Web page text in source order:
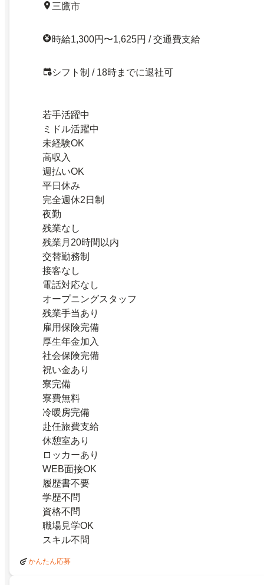
三鷹市
時給1,300円〜1,625円 / 交通費支給
シフト制 / 18時までに退社可
若手活躍中
ミドル活躍中
未経験OK
高収入
週払いOK
平日休み
完全週休2日制
夜勤
残業なし
残業月20時間以内
交替勤務制
接客なし
電話対応なし
オープニングスタッフ
残業手当あり
雇用保険完備
厚生年金加入
社会保険完備
祝い金あり
寮完備
寮費無料
冷暖房完備
赴任旅費支給
休憩室あり
ロッカーあり
WEB面接OK
履歴書不要
学歴不問
資格不問
職場見学OK
スキル不問
かんたん応募